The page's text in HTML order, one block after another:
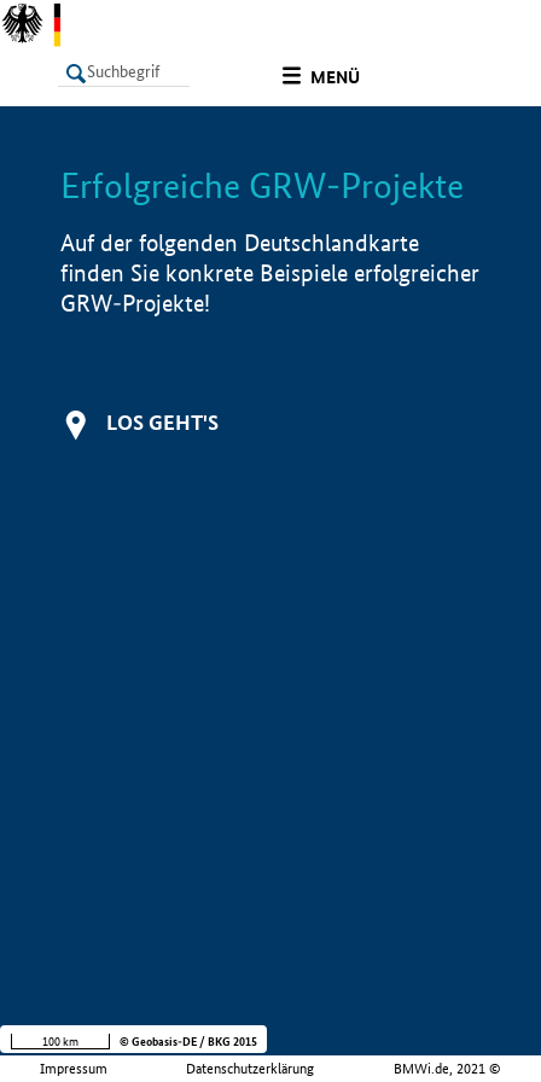
MENÜ
LISTE Info
Erfolgreiche GRW-Projekte
Auf der folgenden Deutschlandkarte
finden Sie konkrete Beispiele erfolgreicher
GRW-Projekte!
LOS GEHT'S
Impressum Datenschutzerklärung BMWi.de, 2021 ©
100 km © Geobasis-DE / BKG 2015